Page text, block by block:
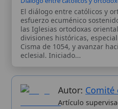
editorial de
del artículo están
usando fuentes
patrísticos, de
teológicos,
de concilios,